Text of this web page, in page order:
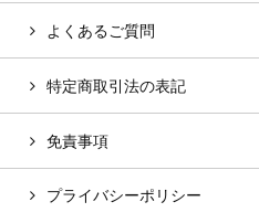
よくあるご質問
特定商取引法の表記
免責事項
プライバシーポリシー